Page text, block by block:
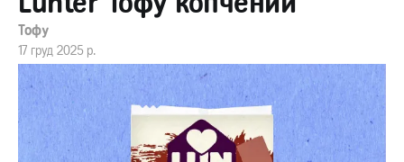
Тофу
17 груд 2025 р.